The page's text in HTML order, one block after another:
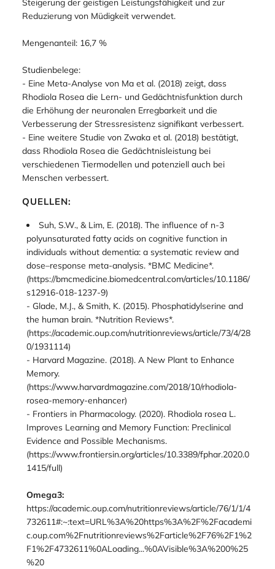
Steigerung der geistigen Leistungsfähigkeit und zur
Reduzierung von Müdigkeit verwendet.
Mengenanteil: 16,7 %
Studienbelege:
- Eine Meta-Analyse von Ma et al. (2018) zeigt, dass
Rhodiola Rosea die Lern- und Gedächtnisfunktion durch
die Erhöhung der neuronalen Erregbarkeit und die
Verbesserung der Stressresistenz signifikant verbessert.
- Eine weitere Studie von Zwaka et al. (2018) bestätigt,
dass Rhodiola Rosea die Gedächtnisleistung bei
verschiedenen Tiermodellen und potenziell auch bei
Menschen verbessert.
QUELLEN:
Suh, S.W., & Lim, E. (2018). The influence of n-3
polyunsaturated fatty acids on cognitive function in
individuals without dementia: a systematic review and
dose–response meta-analysis. *BMC Medicine*.
(https://bmcmedicine.biomedcentral.com/articles/10.1186/
s12916-018-1237-9)
- Glade, M.J., & Smith, K. (2015). Phosphatidylserine and
the human brain. *Nutrition Reviews*.
(https://academic.oup.com/nutritionreviews/article/73/4/28
0/1931114)
- Harvard Magazine. (2018). A New Plant to Enhance
Memory.
(https://www.harvardmagazine.com/2018/10/rhodiola-
rosea-memory-enhancer)
- Frontiers in Pharmacology. (2020). Rhodiola rosea L.
Improves Learning and Memory Function: Preclinical
Evidence and Possible Mechanisms.
(https://www.frontiersin.org/articles/10.3389/fphar.2020.0
1415/full)
Omega3:
https://academic.oup.com/nutritionreviews/article/76/1/1/4
732611#:~:text=URL%3A%20https%3A%2F%2Facademi
c.oup.com%2Fnutritionreviews%2Farticle%2F76%2F1%2
F1%2F4732611%0ALoading...%0AVisible%3A%200%25
%20